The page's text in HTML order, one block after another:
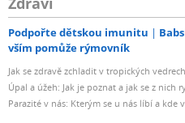
Podpořte dětskou imunitu
vším pomůže rýmovník
Jak se zdravě zchladit v tropických
Úpal a úžeh: Jak je poznat a jak se z nich
Parazité v nás: Kterým se u nás líbí a kde